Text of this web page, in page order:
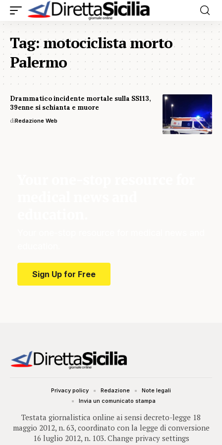
Tag:motociclista morto
Palermo
Drammatico incidente mortale sulla SS113,
39enne si schianta e muore
diRedazione Web
Sign Up for Free
Testata giornalistica online ai sensi decreto-legge 18
maggio 2012, n. 63, coordinato con la legge di conversione
16 luglio 2012, n. 103. Change privacy settings
Privacy policy Redazione
Note legali
Invia un comunicato stampa